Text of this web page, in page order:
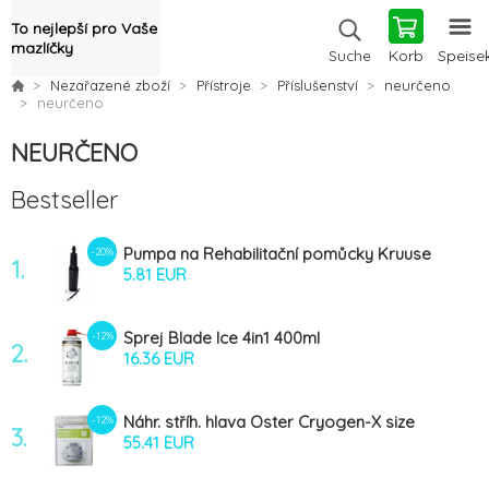
To nejlepší pro Vaše
mazlíčky
Suche Korb
Nezařazené zboží Přístroje Příslušenství
neurčeno
neurčeno
NEURČENO
Bestseller
1.
-20%
Pumpa na Rehabilitační pomůcky Kruuse
5.81 EUR
2.
-12%
Sprej Blade Ice 4in1 400ml
16.36 EUR
3.
-12%
Náhr. stříh. hlava Oster Cryogen-X size
5/8 - 0,8mm
55.41 EUR